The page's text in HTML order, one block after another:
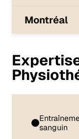
Montréal
sanguin